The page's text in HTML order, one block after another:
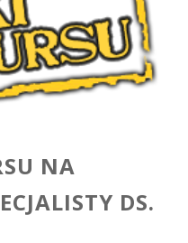
NA
DS.